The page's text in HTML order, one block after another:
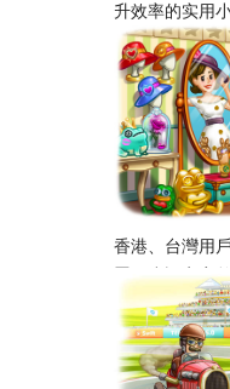
升效率的实用
香港、台灣用
置同步設定完
使用指南